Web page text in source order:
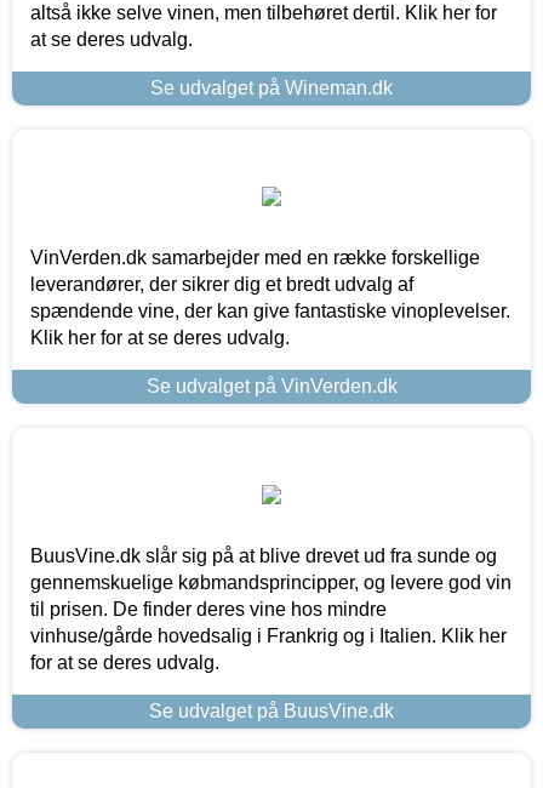
altså ikke selve vinen, men tilbehøret dertil. Klik her for
at se deres udvalg.
Se udvalget på Wineman.dk
VinVerden.dk samarbejder med en række forskellige
leverandører, der sikrer dig et bredt udvalg af
spændende vine, der kan give fantastiske vinoplevelser.
Klik her for at se deres udvalg.
Se udvalget på VinVerden.dk
BuusVine.dk slår sig på at blive drevet ud fra sunde og
gennemskuelige købmandsprincipper, og levere god vin
til prisen. De finder deres vine hos mindre
vinhuse/gårde hovedsalig i Frankrig og i Italien. Klik her
for at se deres udvalg.
Se udvalget på BuusVine.dk